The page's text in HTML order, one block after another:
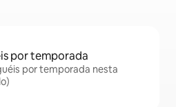
por temporada
por temporada nesta